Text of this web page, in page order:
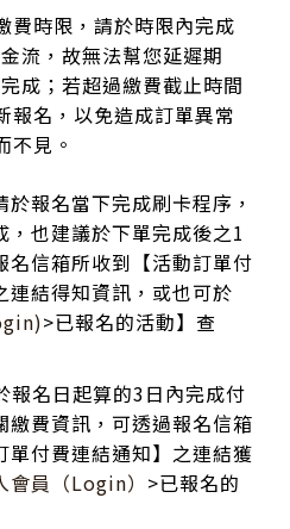
費時限，請於時限內完成
流，故無法幫您延遲期
成；若超過繳費截止時間
報名，以免造成訂單異常
不見。
報名當下完成刷卡程序，
，也建議於下單完成後之1
名信箱所收到【活動訂單付
連結得知資訊，或也可於
>已報名的活動】查
報名日起算的3日內完成付
繳費資訊，可透過報名信箱
單付費連結通知】之連結獲
會員（Login） >已報名的